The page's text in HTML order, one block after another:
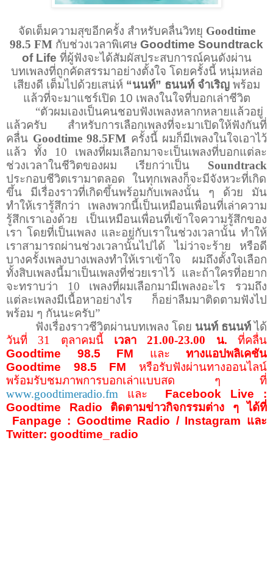
จัดเต็มความสุขอีกครั้ง สำหรับคลื่นวิทยุ Goodtime
98.5 FM กับช่วงเวลาพิเศษ Goodtime Soundtrack
of Life ที่ผู้ฟังจะได้สัมผัสประสบการณ์คนดังผ่าน
บทเพลงที่ถูกคัดสรรมาอย่างตั้งใจ โดยครั้งนี้ หนุ่มหล่อ
เสียงดี เต็มไปด้วยเสน่ห์ “นนท์” ธนนท์ จำเริญพร้อม
แล้วที่จะมาแชร์เปิด 10 เพลงในใจที่บอกเล่าชีวิต
“ตัวผมเองเป็นคนชอบฟังเพลงหลากหลายแล้วอยู่
แล้วครับ สำหรับการเลือกเพลงที่จะมาเปิดให้ฟังกันที่
คลื่น Goodtime 98.5FM ครั้งนี้ ผมก็มีเพลงในใจเอาไว้
แล้ว ทั้ง 10 เพลงที่ผมเลือกมาจะเป็นเพลงที่บอกแต่ละ
ช่วงเวลาในชีวิตของผม เรียกว่าเป็น Soundtrack
ประกอบชีวิตเรามาตลอด
ในทุกเพลงก็จะมีจังหวะที่เกิด
ขึ้น มีเรื่องราวที่เกิดขึ้นพร้อมกับเพลงนั้น ๆ ด้วย มัน
ทำให้เรารู้สึกว่า เพลงพวกนี้เป็นเหมือนเพื่อนที่เล่าความ
รู้สึกเราเองด้วย เป็นเหมือนเพื่อนที่เข้าใจความรู้สึกของ
เรา โดยที่เป็นเพลง และอยู่กับเราในช่วงเวลานั้น ทำให้
เราสามารถผ่านช่วงเวลานั้นไปได้ ไม่ว่าจะร้าย หรือดี
บางครั้งเพลงบางเพลงทำให้เราเข้าใจ ผมถึงตั้งใจเลือก
ทั้งสิบเพลงนี้มาเป็นเพลงที่ช่วยเราไว้ และถ้าใครที่อยาก
จะทราบว่า 10 เพลงที่ผมเลือกมามีเพลงอะไร รวมถึง
แต่ละเพลงมีเนื้อหาอย่างไร ก็อย่าลืมมาติดตามฟังไป
พร้อม ๆ กันนะครับ”
ฟังเรื่องราวชีวิตผ่านบทเพลง โดย นนท์ ธนนท์ได้
วันที่ 31 ตุลาคมนี้ เวลา 21.00-23.00 น. ที่คลื่น
Goodtime 98.5 FM
และ ทางแอปพลิเคชัน
Goodtime 98.5 FM หรือรับฟังผ่านทางออนไลน์
พร้อมรับชมภาพการบอกเล่าแบบสด ๆ ที่
www.goodtimeradio.fm
และ Facebook
Live :
Goodtime Radio ติดตามข่าวกิจกรรมต่าง ๆ ได้ที่
Fanpage : Goodtime Radio / Instagram และ
Twitter: goodtime_radio